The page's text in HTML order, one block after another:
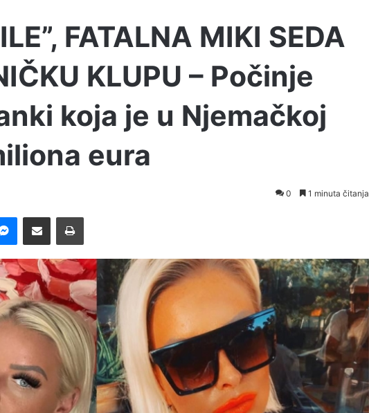
FATALNA MIKI SEDA
KLUPU – Počinje
koja je u Njemačkoj
eura
0 1 minuta čitanja
Messenger
Pošalji preko E-Maila Printaj